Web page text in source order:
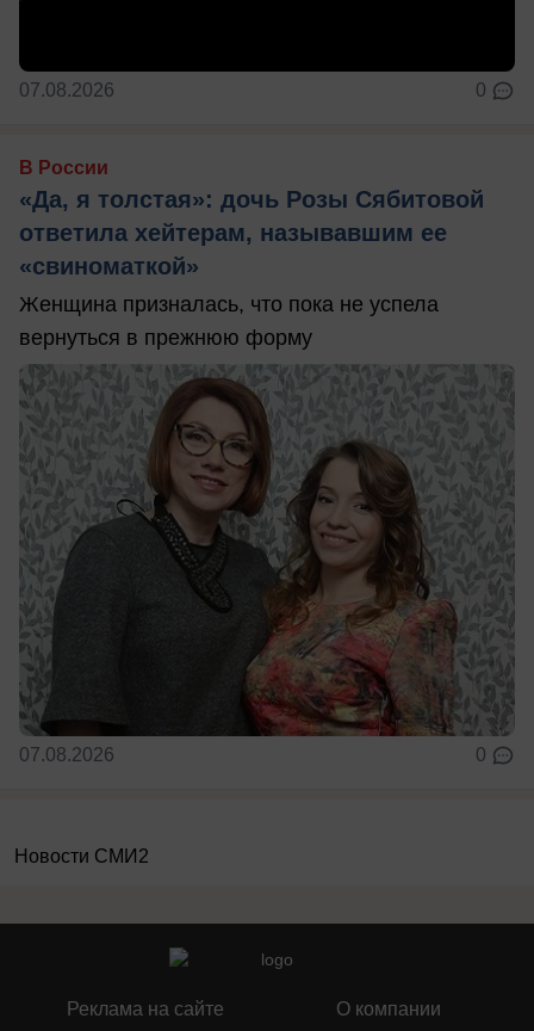
07.08.2026 0
В России
«Да, я толстая»: дочь Розы Сябитовой
ответила хейтерам, называвшим ее
«свиноматкой»
Женщина призналась, что пока не успела
вернуться в прежнюю форму
07.08.2026 0
Новости СМИ2
Реклама на сайте
О компании